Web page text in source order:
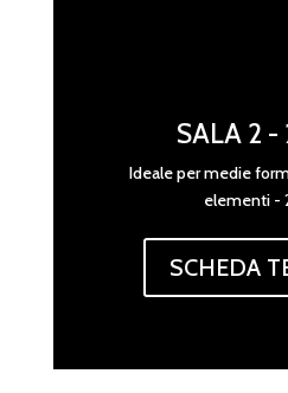
SALA 2 -
Ideale per medie
elementi -
SCHEDA